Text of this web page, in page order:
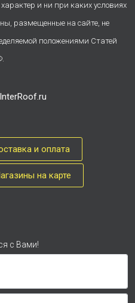
и ни при каких условиях
размещенные на сайте, не
положениями Статей
и оплата
на карте
с Вами!